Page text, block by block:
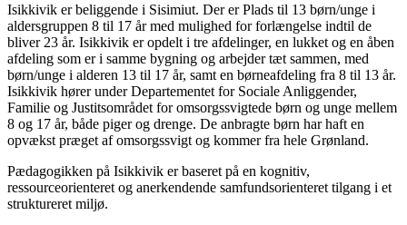
Isikkivik er beliggende i Sisimiut. Der er Plads til 13 børn/unge i
aldersgruppen 8 til 17 år med mulighed for forlængelse indtil de
bliver 23 år. Isikkivik er opdelt i tre afdelinger, en lukket og en åben
afdeling som er i samme bygning og arbejder tæt sammen, med
børn/unge i alderen 13 til 17 år, samt en børneafdeling fra 8 til 13 år.
Isikkivik hører under Departementet for Sociale Anliggender,
Familie og Justitsområdet for omsorgssvigtede børn og unge mellem
8 og 17 år, både piger og drenge. De anbragte børn har haft en
opvækst præget af omsorgssvigt og kommer fra hele Grønland.
Pædagogikken på Isikkivik er baseret på en kognitiv,
ressourceorienteret og anerkendende samfundsorienteret tilgang i et
struktureret miljø.